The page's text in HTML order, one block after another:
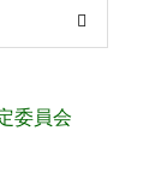
委員会